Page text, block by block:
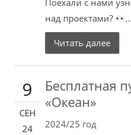
Поехали с нами
над проектами?
...
Читать далее
9
СЕН
24
Бесплатная
«Океан»
2024/25 год